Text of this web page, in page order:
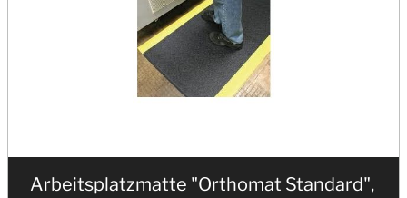
Arbeitsplatzmatte "Orthomat Standard",